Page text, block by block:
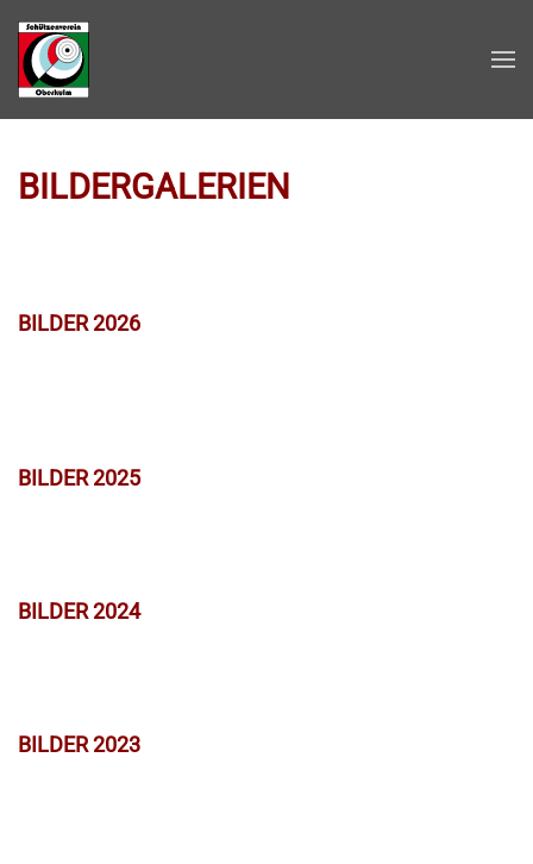
Zum Hauptinhalt springen
BILDERGALERIEN
BILDER 2026
BILDER 2025
BILDER 2024
BILDER 2023